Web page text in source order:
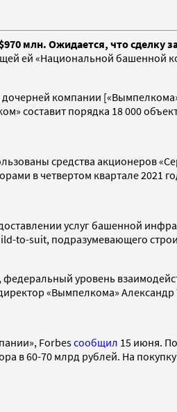
млн. Ожидается, что сделку
ей «Национальной башенной
компании
составит порядка 18 000
средства акционеров
в четвертом квартале 2021
услуг башенной
to-suit, подразумевающего
уровень
«Вымпелкома» Александр
Forbesсообщил 15 июня.
в 60-70 млрд рублей. На